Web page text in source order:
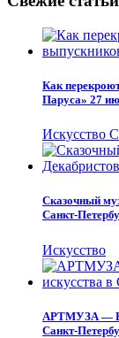
Как
Паруса» 27
Искусство
Сказочный
Санкт-
Искусство
АРТМУЗА —
Санкт-